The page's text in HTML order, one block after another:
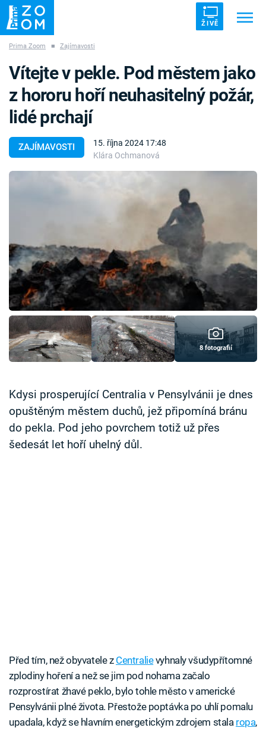
ŽIVĚ
ZÁHADY VETŘELCI DÁVNOVĚKU
Témata
TV Program
Časopis
Sledujte prima+
Přihlášení
Sledujte nás
Prima Zoom ■ Zajímavosti
ZAJÍMAVOSTI
15. října 2024 17:48
Klára Ochmanová
Vítejte v pekle. Pod městem jako
z hororu hoří neuhasitelný požár,
lidé prchají
8 fotografií
Kdysi prosperující Centralia v Pensylvánii je dnes
opuštěným městem duchů, jež připomíná bránu
do pekla. Pod jeho povrchem totiž už přes
šedesát let hoří uhelný důl.
Před tím, než obyvatele z Centralievyhnaly všudypřítomné
zplodiny hoření a než se jim pod nohama začalo
rozprostírat žhavé peklo, bylo tohle město v americké
Pensylvánii plné života. Přestože poptávka po uhlí pomalu
upadala, když se hlavním energetickým zdrojem stala ropa,